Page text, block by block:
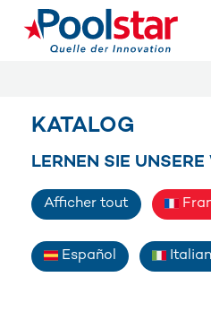
KATALOG
LERNEN SIE
Afficher tout
Español